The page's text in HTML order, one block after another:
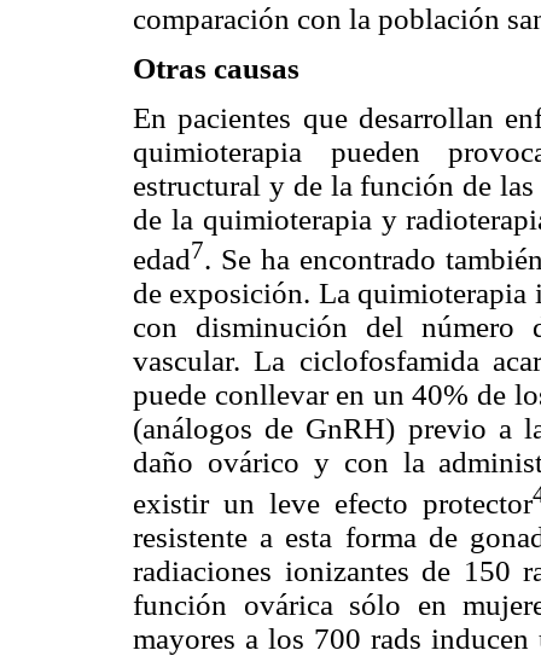
comparación con la población
Otras causas
En pacientes que desarrollan
quimioterapia pueden
estructural y de la función de
de la quimioterapia y
edad7. Se ha encontrado
de exposición. La
con disminución del
vascular. La ciclofosfamida
puede conllevar en un 40% de
(análogos de GnRH) previo a
daño ovárico y con la
existir un leve efecto protector
resistente a esta forma de
radiaciones ionizantes de 150
función ovárica sólo en
mayores a los 700 rads